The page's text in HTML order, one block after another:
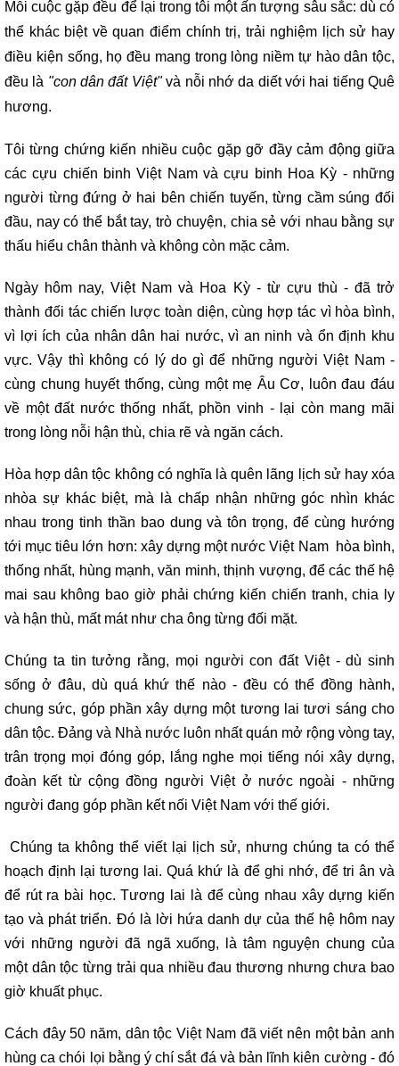
Mỗi cuộc gặp đều để lại trong tôi một ấn tượng sâu sắc: dù có
thể khác biệt về quan điểm chính trị, trải nghiệm lịch sử hay
điều kiện sống, họ đều mang trong lòng niềm tự hào dân tộc,
đều là "con dân đất Việt"và nỗi nhớ da diết với hai tiếng Quê
hương.
Tôi từng chứng kiến nhiều cuộc gặp gỡ đầy cảm động giữa
các cựu chiến binh Việt Nam và cựu binh Hoa Kỳ - những
người từng đứng ở hai bên chiến tuyến, từng cầm súng đối
đầu, nay có thể bắt tay, trò chuyện, chia sẻ với nhau bằng sự
thấu hiểu chân thành và không còn mặc cảm.
Ngày hôm nay, Việt Nam và Hoa Kỳ - từ cựu thù - đã trở
thành đối tác chiến lược toàn diện, cùng hợp tác vì hòa bình,
vì lợi ích của nhân dân hai nước, vì an ninh và ổn định khu
vực. Vậy thì không có lý do gì để những người Việt Nam -
cùng chung huyết thống, cùng một mẹ Âu Cơ, luôn đau đáu
về một đất nước thống nhất, phồn vinh - lại còn mang mãi
trong lòng nỗi hận thù, chia rẽ và ngăn cách.
Hòa hợp dân tộc không có nghĩa là quên lãng lịch sử hay xóa
nhòa sự khác biệt, mà là chấp nhận những góc nhìn khác
nhau trong tinh thần bao dung và tôn trọng, để cùng hướng
tới mục tiêu lớn hơn: xây dựng một nước Việt Nam hòa bình,
thống nhất, hùng mạnh, văn minh, thịnh vượng, để các thế hệ
mai sau không bao giờ phải chứng kiến chiến tranh, chia ly
và hận thù, mất mát như cha ông từng đối mặt.
Chúng ta tin tưởng rằng, mọi người con đất Việt - dù sinh
sống ở đâu, dù quá khứ thế nào - đều có thể đồng hành,
chung sức, góp phần xây dựng một tương lai tươi sáng cho
dân tộc. Đảng và Nhà nước luôn nhất quán mở rộng vòng tay,
trân trọng mọi đóng góp, lắng nghe mọi tiếng nói xây dựng,
đoàn kết từ cộng đồng người Việt ở nước ngoài - những
người đang góp phần kết nối Việt Nam với thế giới.
Chúng ta không thể viết lại lịch sử, nhưng chúng ta có thể
hoạch định lại tương lai. Quá khứ là để ghi nhớ, để tri ân và
để rút ra bài học. Tương lai là để cùng nhau xây dựng kiến
tạo và phát triển. Đó là lời hứa danh dự của thế hệ hôm nay
với những người đã ngã xuống, là tâm nguyện chung của
một dân tộc từng trải qua nhiều đau thương nhưng chưa bao
giờ khuất phục.
Cách đây 50 năm, dân tộc Việt Nam đã viết nên một bản anh
hùng ca chói lọi bằng ý chí sắt đá và bản lĩnh kiên cường - đó